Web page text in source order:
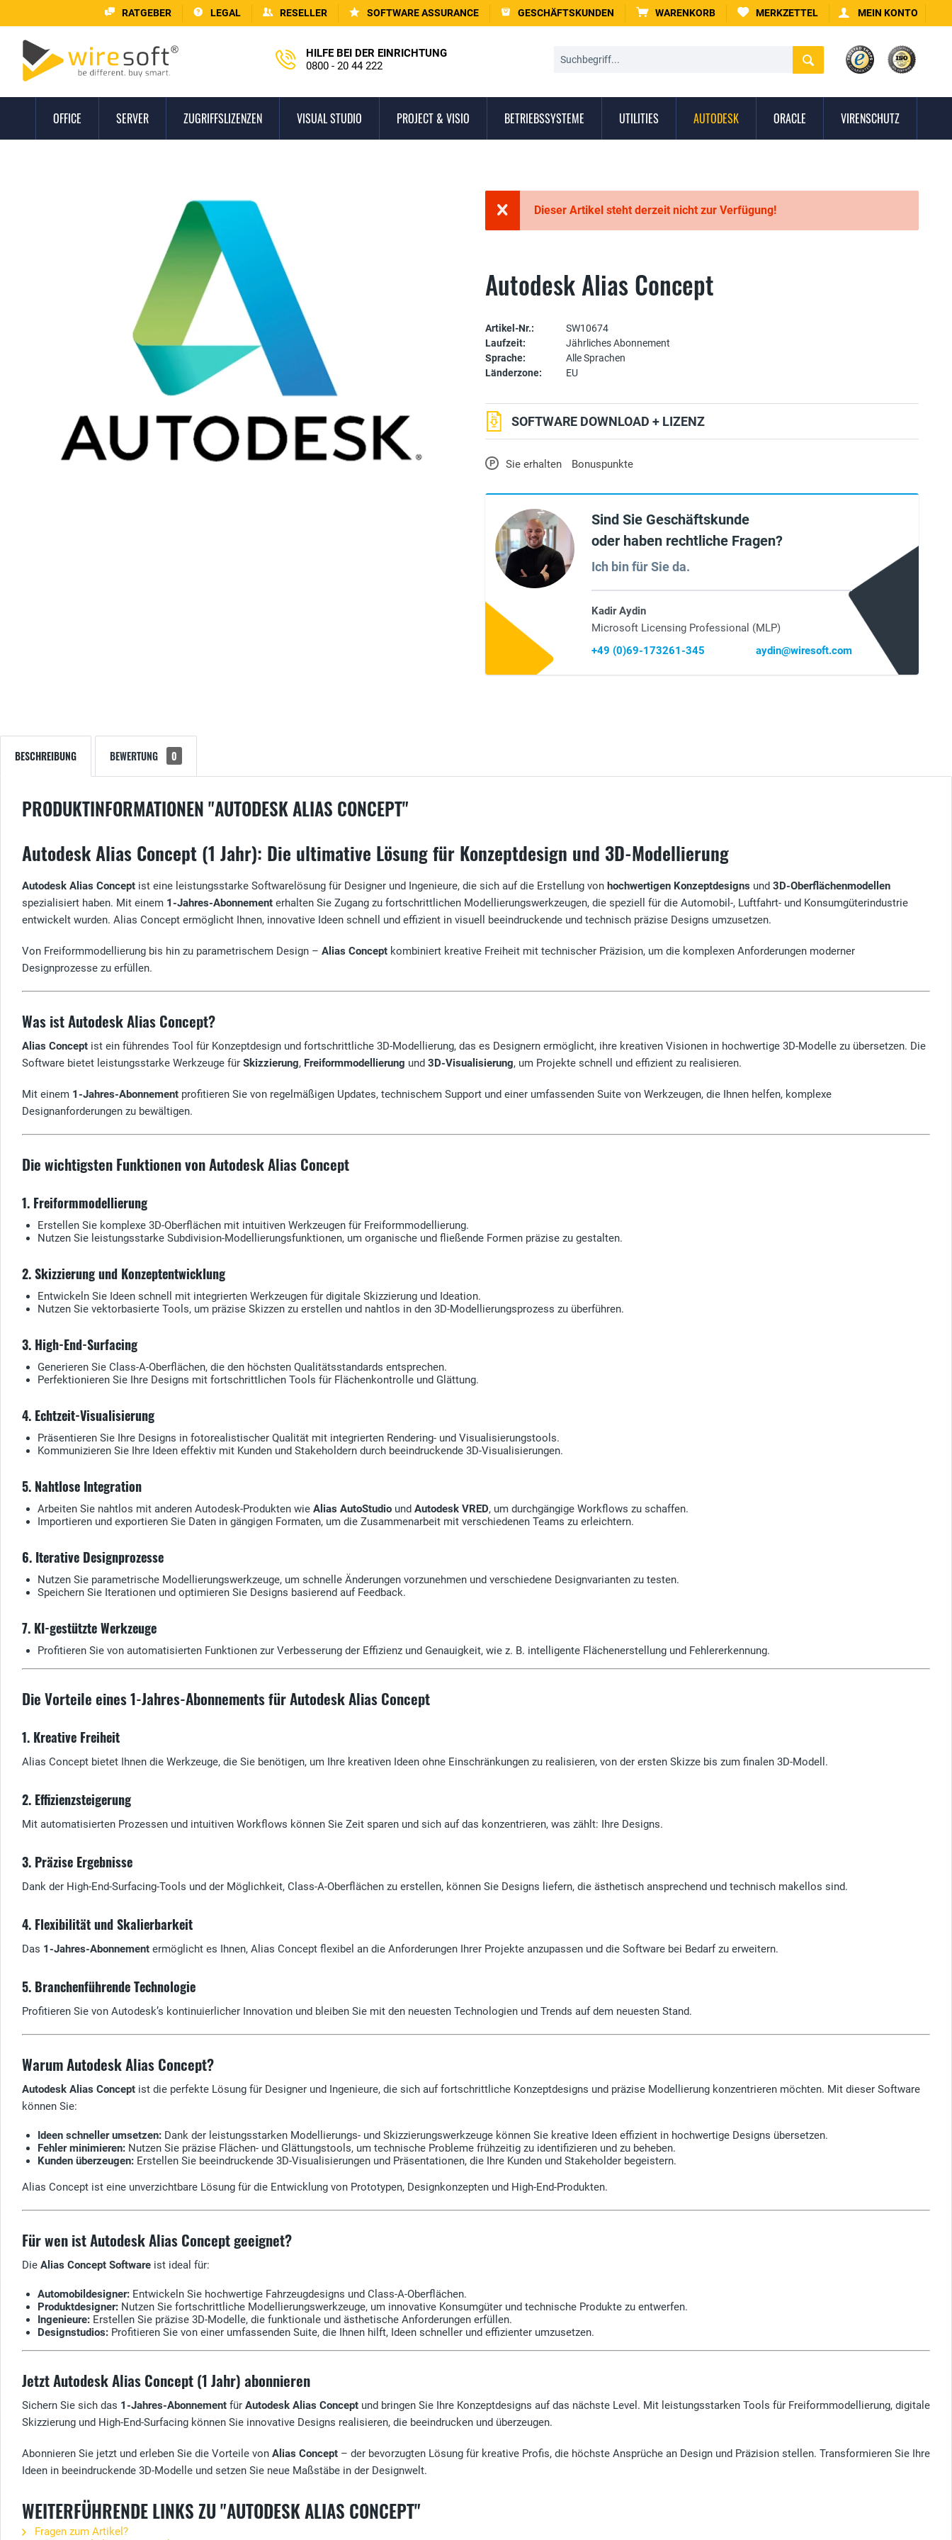
RATGEBER LEGAL RESELLER SOFTWARE ASSURANCE GESCHÄFTSKUNDEN WARENKORB MERKZETTEL MEIN KONTO
HILFE BEI DER EINRICHTUNG
0800 - 20 44 222
OFFICE SERVER ZUGRIFFSLIZENZEN VISUAL STUDIO PROJECT & VISIO BETRIEBSSYSTEME UTILITIES AUTODESK ORACLE VIRENSCHUTZ
Dieser Artikel steht derzeit nicht zur Verfügung!
Autodesk Alias Concept
Artikel-Nr.:
SW10674
Laufzeit:
Jährliches Abonnement
Sprache:
Alle Sprachen
Länderzone:
EU
P Sie erhalten Bonuspunkte
SOFTWARE DOWNLOAD + LIZENZ
Sind Sie Geschäftskunde
oder haben rechtliche Fragen?
Ich bin für Sie da.
Kadir Aydin
Microsoft Licensing Professional (MLP)
+49 (0)69-173261-345
aydin@wiresoft.com
BESCHREIBUNG BEWERTUNG 0
PRODUKTINFORMATIONEN "AUTODESK ALIAS CONCEPT"
Autodesk Alias Concept (1 Jahr): Die ultimative Lösung für Konzeptdesign und 3D-Modellierung
Autodesk Alias Concept ist eine leistungsstarke Softwarelösung für Designer und Ingenieure, die sich auf die Erstellung von hochwertigen Konzeptdesigns und 3D-Oberflächenmodellen
spezialisiert haben. Mit einem 1-Jahres-Abonnement erhalten Sie Zugang zu fortschrittlichen Modellierungswerkzeugen, die speziell für die Automobil-, Luftfahrt- und Konsumgüterindustrie
entwickelt wurden. Alias Concept ermöglicht Ihnen, innovative Ideen schnell und effizient in visuell beeindruckende und technisch präzise Designs umzusetzen.
Von Freiformmodellierung bis hin zu parametrischem Design – Alias Concept kombiniert kreative Freiheit mit technischer Präzision, um die komplexen Anforderungen moderner
Designprozesse zu erfüllen.
Was ist Autodesk Alias Concept?
Alias Concept ist ein führendes Tool für Konzeptdesign und fortschrittliche 3D-Modellierung, das es Designern ermöglicht, ihre kreativen Visionen in hochwertige 3D-Modelle zu übersetzen. Die
Software bietet leistungsstarke Werkzeuge für Skizzierung, Freiformmodellierung und 3D-Visualisierung, um Projekte schnell und effizient zu realisieren.
Mit einem 1-Jahres-Abonnement profitieren Sie von regelmäßigen Updates, technischem Support und einer umfassenden Suite von Werkzeugen, die Ihnen helfen, komplexe
Designanforderungen zu bewältigen.
Die wichtigsten Funktionen von Autodesk Alias Concept
1. Freiformmodellierung
Erstellen Sie komplexe 3D-Oberflächen mit intuitiven Werkzeugen für Freiformmodellierung.
Nutzen Sie leistungsstarke Subdivision-Modellierungsfunktionen, um organische und fließende Formen präzise zu gestalten.
2. Skizzierung und Konzeptentwicklung
Entwickeln Sie Ideen schnell mit integrierten Werkzeugen für digitale Skizzierung und Ideation.
Nutzen Sie vektorbasierte Tools, um präzise Skizzen zu erstellen und nahtlos in den 3D-Modellierungsprozess zu überführen.
3. High-End-Surfacing
Generieren Sie Class-A-Oberflächen, die den höchsten Qualitätsstandards entsprechen.
Perfektionieren Sie Ihre Designs mit fortschrittlichen Tools für Flächenkontrolle und Glättung.
4. Echtzeit-Visualisierung
Präsentieren Sie Ihre Designs in fotorealistischer Qualität mit integrierten Rendering- und Visualisierungstools.
Kommunizieren Sie Ihre Ideen effektiv mit Kunden und Stakeholdern durch beeindruckende 3D-Visualisierungen.
5. Nahtlose Integration
Arbeiten Sie nahtlos mit anderen Autodesk-Produkten wie Alias AutoStudio und Autodesk VRED, um durchgängige Workflows zu schaffen.
Importieren und exportieren Sie Daten in gängigen Formaten, um die Zusammenarbeit mit verschiedenen Teams zu erleichtern.
6. Iterative Designprozesse
Nutzen Sie parametrische Modellierungswerkzeuge, um schnelle Änderungen vorzunehmen und verschiedene Designvarianten zu testen.
Speichern Sie Iterationen und optimieren Sie Designs basierend auf Feedback.
7. KI-gestützte Werkzeuge
Profitieren Sie von automatisierten Funktionen zur Verbesserung der Effizienz und Genauigkeit, wie z. B. intelligente Flächenerstellung und Fehlererkennung.
Die Vorteile eines 1-Jahres-Abonnements für Autodesk Alias Concept
1. Kreative Freiheit
Alias Concept bietet Ihnen die Werkzeuge, die Sie benötigen, um Ihre kreativen Ideen ohne Einschränkungen zu realisieren, von der ersten Skizze bis zum finalen 3D-Modell.
2. Effizienzsteigerung
Mit automatisierten Prozessen und intuitiven Workflows können Sie Zeit sparen und sich auf das konzentrieren, was zählt: Ihre Designs.
3. Präzise Ergebnisse
Dank der High-End-Surfacing-Tools und der Möglichkeit, Class-A-Oberflächen zu erstellen, können Sie Designs liefern, die ästhetisch ansprechend und technisch makellos sind.
4. Flexibilität und Skalierbarkeit
Das 1-Jahres-Abonnement ermöglicht es Ihnen, Alias Concept flexibel an die Anforderungen Ihrer Projekte anzupassen und die Software bei Bedarf zu erweitern.
5. Branchenführende Technologie
Profitieren Sie von Autodesk’s kontinuierlicher Innovation und bleiben Sie mit den neuesten Technologien und Trends auf dem neuesten Stand.
Warum Autodesk Alias Concept?
Autodesk Alias Concept ist die perfekte Lösung für Designer und Ingenieure, die sich auf fortschrittliche Konzeptdesigns und präzise Modellierung konzentrieren möchten. Mit dieser Software
können Sie:
Ideen schneller umsetzen: Dank der leistungsstarken Modellierungs- und Skizzierungswerkzeuge können Sie kreative Ideen effizient in hochwertige Designs übersetzen.
Fehler minimieren: Nutzen Sie präzise Flächen- und Glättungstools, um technische Probleme frühzeitig zu identifizieren und zu beheben.
Kunden überzeugen: Erstellen Sie beeindruckende 3D-Visualisierungen und Präsentationen, die Ihre Kunden und Stakeholder begeistern.
Alias Concept ist eine unverzichtbare Lösung für die Entwicklung von Prototypen, Designkonzepten und High-End-Produkten.
Für wen ist Autodesk Alias Concept geeignet?
Die Alias Concept Software ist ideal für:
Automobildesigner: Entwickeln Sie hochwertige Fahrzeugdesigns und Class-A-Oberflächen.
Produktdesigner: Nutzen Sie fortschrittliche Modellierungswerkzeuge, um innovative Konsumgüter und technische Produkte zu entwerfen.
Ingenieure: Erstellen Sie präzise 3D-Modelle, die funktionale und ästhetische Anforderungen erfüllen.
Designstudios: Profitieren Sie von einer umfassenden Suite, die Ihnen hilft, Ideen schneller und effizienter umzusetzen.
Jetzt Autodesk Alias Concept (1 Jahr) abonnieren
Sichern Sie sich das 1-Jahres-Abonnement für Autodesk Alias Concept und bringen Sie Ihre Konzeptdesigns auf das nächste Level. Mit leistungsstarken Tools für Freiformmodellierung, digitale
Skizzierung und High-End-Surfacing können Sie innovative Designs realisieren, die beeindrucken und überzeugen.
Abonnieren Sie jetzt und erleben Sie die Vorteile von Alias Concept – der bevorzugten Lösung für kreative Profis, die höchste Ansprüche an Design und Präzision stellen. Transformieren Sie Ihre
Ideen in beeindruckende 3D-Modelle und setzen Sie neue Maßstäbe in der Designwelt.
WEITERFÜHRENDE LINKS ZU "AUTODESK ALIAS CONCEPT"
Fragen zum Artikel?